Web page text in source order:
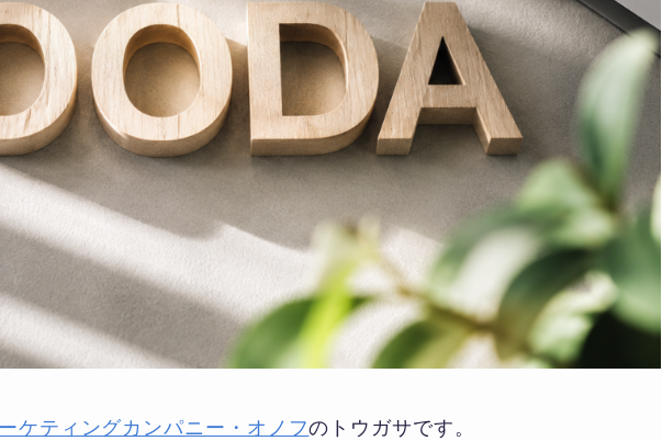
ケティングカンパニー・オノフのトウガサです。